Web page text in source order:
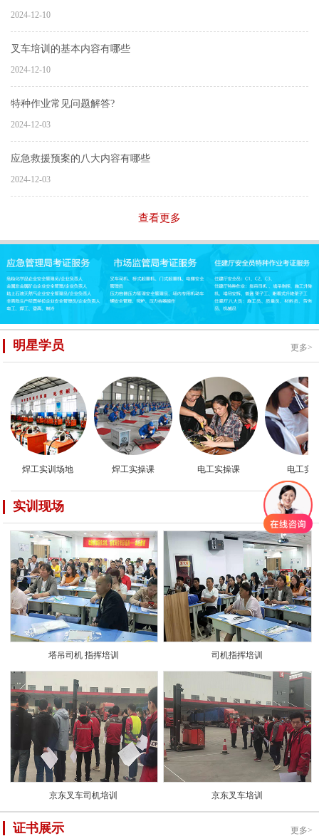
2024-12-10
叉车培训的基本内容有哪些
2024-12-10
特种作业常见问题解答?
2024-12-03
应急救援预案的八大内容有哪些
2024-12-03
查看更多
明星学员 更多>
焊工实训场地 焊工实操课 电工实操课 电工实操
实训现场 更多>
塔吊司机 指挥培训 司机指挥培训
京东叉车司机培训 京东叉车培训
证书展示 更多>